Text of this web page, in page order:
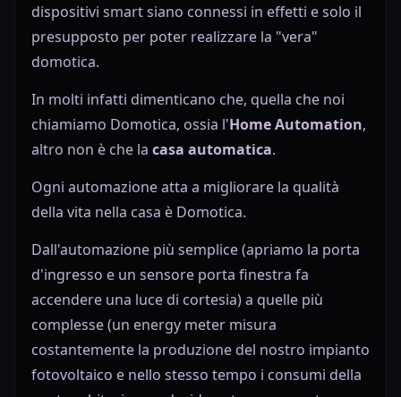
dispositivi smart siano connessi in effetti e solo il
presupposto per poter realizzare la "vera"
domotica.
In molti infatti dimenticano che, quella che noi
chiamiamo Domotica, ossia l'Home Automation,
altro non è che la casa automatica.
Ogni automazione atta a migliorare la qualità
della vita nella casa è Domotica.
Dall'automazione più semplice (apriamo la porta
d'ingresso e un sensore porta finestra fa
accendere una luce di cortesia) a quelle più
complesse (un energy meter misura
costantemente la produzione del nostro impianto
fotovoltaico e nello stesso tempo i consumi della